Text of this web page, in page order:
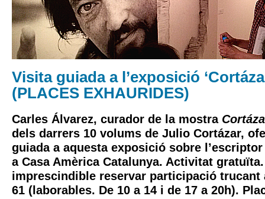
Visita guiada a l’exposició
(PLACES EXHAURIDES)
Carles Álvarez, curador de la mostra
dels darrers 10 volums de Julio Cortázar,
guiada a aquesta exposició sobre
a Casa Amèrica Catalunya. Activitat
imprescindible reservar participació trucant
61 (laborables. De 10 a 14 i de 17 a 20h).